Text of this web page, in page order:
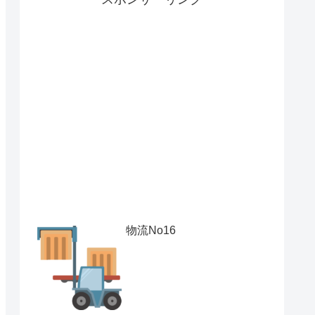
物流No16